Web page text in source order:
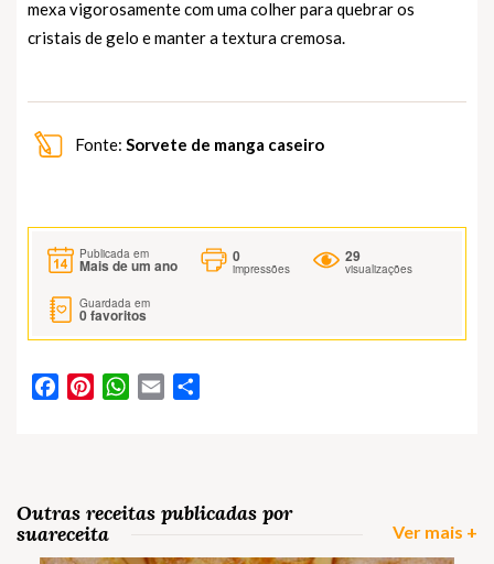
mexa vigorosamente com uma colher para quebrar os
cristais de gelo e manter a textura cremosa.
Fonte: Sorvete de manga caseiro
Publicada em
Mais de um ano
0
impressões
29
visualizações
Guardada em
0favoritos
FacebookPinterestWhatsApp
Email
Outras receitas publicadas por
suareceita
Ver mais +